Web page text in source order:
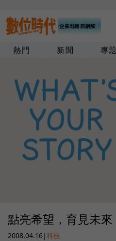
熱門 新聞 專題
點亮希望，育見未來
2008.04.16|科技